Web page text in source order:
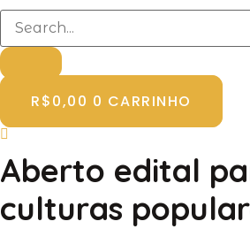
R$0,00 0 CARRINHO
Aberto edital
culturas